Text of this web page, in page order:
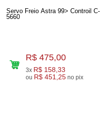
Servo Freio Astra 99> Controil C-
5660
R$ 475,00
3x R$ 158,33
ou R$ 451,25 no pix